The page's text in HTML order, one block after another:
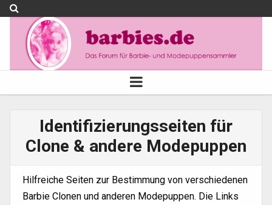
Identifizierungsseiten für
Clone & andere Modepuppen
Hilfreiche Seiten zur Bestimmung von verschiedenen
Barbie Clonen und anderen Modepuppen. Die Links